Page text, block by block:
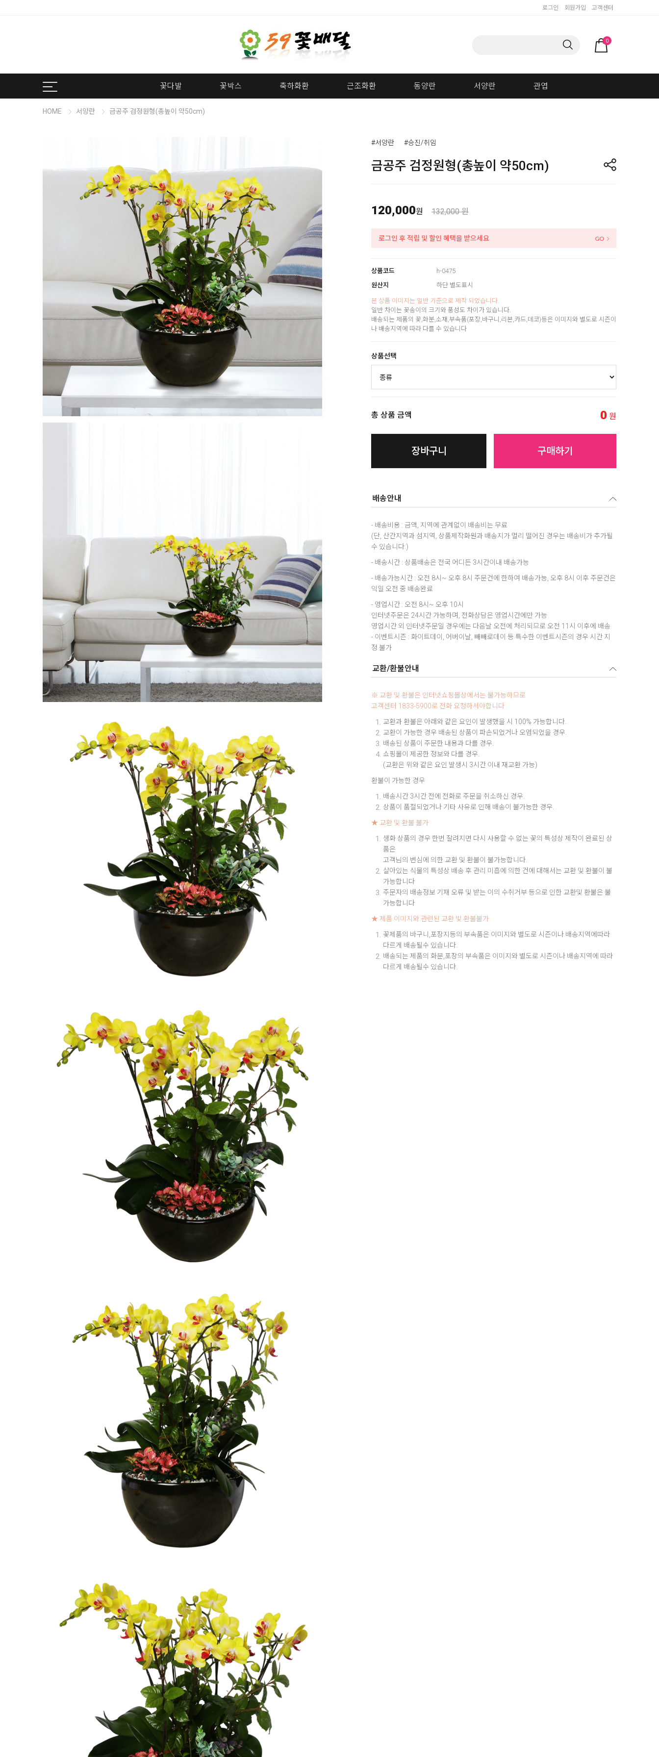
로그인 회원가입 고객센터
0
꽃다발 꽃박스 축하화환 근조화환 동양란 서양란 관엽
HOME 서양란 금공주 검정원형(총높이 약50cm)
#서양란 #승진/취임
금공주 검정원형(총높이 약50cm)
120,000원 132,000 원
로그인 후 적립 및 할인 혜택을 받으세요
상품코드
h-0475
원산지
하단 별도표시
본 상품 이미지는 일반 기준으로 제작 되었습니다.
일반 차이는 꽃송이의 크기와 풍성도 차이가 있습니다.
배송되는 제품의 꽃,화분,소재,부속품(포장,바구니,리본,카드,데코)등은 이미지와 별도로 시즌이
나 배송지역에 따라 다를 수 있습니다
상품선택
총 상품 금액 0 원
장바구니 구매하기
배송안내
- 배송비용 : 금액, 지역에 관계없이 배송비는 무료
(단, 산간지역과 섬지역, 상품제작화원과 배송지가 멀리 떨어진 경우는 배송비가 추가될
수 있습니다.)
- 배송시간 : 상품배송은 전국 어디든 3시간이내 배송가능
- 배송가능시간 : 오전 8시~ 오후 8시 주문건에 한하여 배송가능, 오후 8시 이후 주문건은
익일 오전 중 배송완료
- 영업시간 : 오전 8시~ 오후 10시
인터넷주문은 24시간 가능하며, 전화상담은 영업시간에만 가능
영업시간 외 인터넷주문일 경우에는 다음날 오전에 처리되므로 오전 11시 이후에 배송
- 이벤트시즌 : 화이트데이, 어버이날, 빼빼로데이 등 특수한 이벤트시즌의 경우 시간 지
정 불가
교환/환불안내
※ 교환 및 환불은 인터넷쇼핑몰상에서는 불가능하므로
고객센터 1833-5900로 전화 요청하셔야합니다
교환과 환불은 아래와 같은 요인이 발생했을 시 100% 가능합니다.
교환이 가능한 경우 배송된 상품이 파손되었거나 오염되었을 경우.
배송된 상품이 주문한 내용과 다를 경우.
쇼핑몰이 제공한 정보와 다를 경우.
(교환은 위와 같은 요인 발생시 3시간 이내 재교환 가능)
환불이 가능한 경우
배송시간 3시간 전에 전화로 주문을 취소하신 경우.
상품이 품절되었거나 기타 사유로 인해 배송이 불가능한 경우.
★ 교환 및 환불 불가
생화 상품의 경우 한번 잘려지면 다시 사용할 수 없는 꽃의 특성상 제작이 완료된 상
품은
고객님의 변심에 의한 교환 및 환불이 불가능합니다.
살아있는 식물의 특성상 배송 후 관리 미흡에 의한 건에 대해서는 교환 및 환불이 불
가능합니다
주문자의 배송정보 기재 오류 및 받는 이의 수취거부 등으로 인한 교환및 환불은 불
가능합니다
★ 제품 이미지와 관련된 교환 빛 환불불가
꽃제품의 바구니,포장지등의 부속품은 이미지와 별도로 시즌이나 배송지역에따라
다르게 배송될수 있습니다.
배송되는 제품의 화분,포장의 부속품은 이미지와 별도로 시즌이나 배송지역에 따라
다르게 배송될수 있습니다.